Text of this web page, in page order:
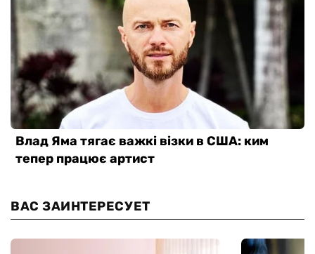
ВАС ЗАИНТЕРЕСУЕТ